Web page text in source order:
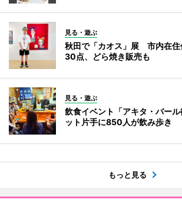
見る・遊ぶ
秋田で「カオス」展 市内在住
30点、どら焼き販売も
見る・遊ぶ
飲食イベント「アキタ・バー
ット片手に850人が飲み歩き
もっと見る